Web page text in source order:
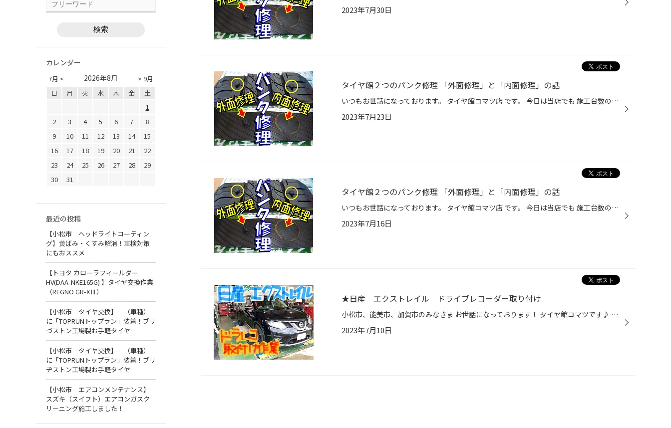
2023年7月30日
タイヤ館２つのパンク修理 「外面修理」と「内面修理」の話
いつもお世話になっております。 タイヤ館コマツ店 です。 今日は当店でも 施工台数の多い作業である ”パンク修理”についてご紹介。 パンク修理も施工方法が２つあります。 それが、外面修理と内面修理です。 今日は解説回で～す (´ω`) ◆◇ タイヤ館コマツのパンク修理 「外面修理」と「内面修理」に...
2023年7月23日
タイヤ館２つのパンク修理 「外面修理」と「内面修理」の話
いつもお世話になっております。 タイヤ館コマツ店 です。 今日は当店でも 施工台数の多い作業である ”パンク修理”についてご紹介。 パンク修理も施工方法が２つあります。 それが、外面修理と内面修理です。 今日は解説回で～す (´ω`) ◆◇ タイヤ館コマツのパンク修理 「外面修理」と「内面修理」に...
2023年7月16日
★日産 エクストレイル ドライブレコーダー取り付け
小松市、能美市、加賀市のみなさま お世話になっております！ タイヤ館コマツです♪ 今回は ドライブレコーダーの取り付けを ご紹介いたします 商品はこちらコムテック様の ZDR016です カメラ2個前後と配線になります まずは、後ろカメラの取り付けです 赤枠の車体の中に配線を通します カメラはこち...
2023年7月10日
カレンダー
7月 < > 9月
2026年8月
日 月 火 水 木 金
土
1
2
3 4 5 6 7
8
9
10 11 12 13 14
15
16
17 18 19 20 21
22
23
24 25 26 27 28
29
30
31
最近の投稿
【小松市 ヘッドライトコーティン
グ】黄ばみ・くすみ解消！車検対策
にもおススメ
【トヨタ カローラフィールダー
HV(DAA-NKE165G) 】タイヤ交換作業
（REGNO GR-XⅢ）
【小松市 タイヤ交換】 （車種）
に「TOPRUNトップラン」装着！ブリ
づストン工場製お手軽タイヤ
【小松市 タイヤ交換】 （車種）
に「TOPRUNトップラン」装着！ブリ
ヂストン工場製お手軽タイヤ
【小松市 エアコンメンテナンス】
スズキ（スイフト）エアコンガスク
リーニング施工しました！